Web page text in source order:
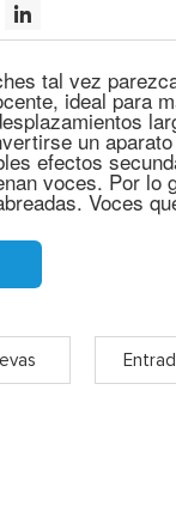
tal vez
ideal para
un
efectos
voces. Por lo
Voces